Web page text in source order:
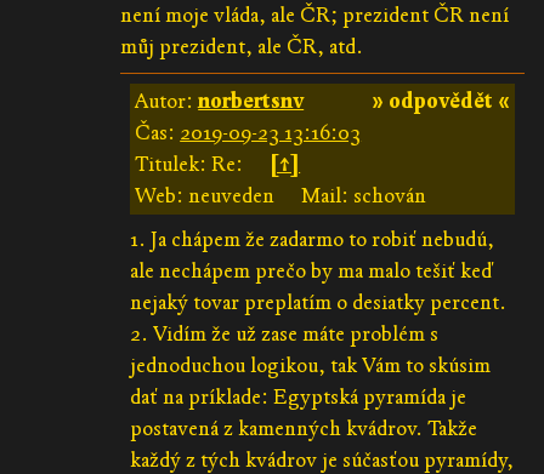
není moje vláda, ale ČR; prezident ČR není
můj prezident, ale ČR, atd.
» odpovědět «
Autor:norbertsnv
Čas: 2019-09-23 13:16:03
Titulek: Re:
[↑]
Web: neuveden
Mail: schován
1. Ja chápem že zadarmo to robiť nebudú,
ale nechápem prečo by ma malo tešiť keď
nejaký tovar preplatím o desiatky percent.
2. Vidím že už zase máte problém s
jednoduchou logikou, tak Vám to skúsim
dať na príklade: Egyptská pyramída je
postavená z kamenných kvádrov. Takže
každý z tých kvádrov je súčasťou pyramídy,